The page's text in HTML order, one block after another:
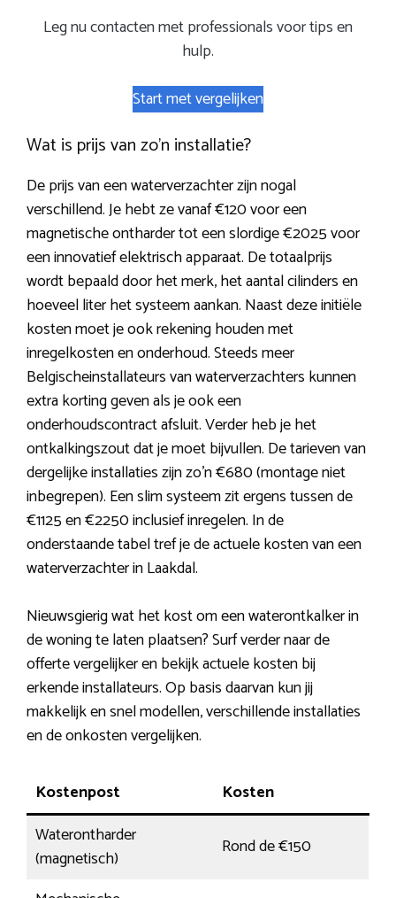
Leg nu contacten met professionals voor tips en
hulp.
Start met vergelijken
Wat is prijs van zo’n installatie?
De prijs van een waterverzachter zijn nogal
verschillend. Je hebt ze vanaf €120 voor een
magnetische ontharder tot een slordige €2025 voor
een innovatief elektrisch apparaat. De totaalprijs
wordt bepaald door het merk, het aantal cilinders en
hoeveel liter het systeem aankan. Naast deze initiële
kosten moet je ook rekening houden met
inregelkosten en onderhoud. Steeds meer
Belgischeinstallateurs van waterverzachters kunnen
extra korting geven als je ook een
onderhoudscontract afsluit. Verder heb je het
ontkalkingszout dat je moet bijvullen. De tarieven van
dergelijke installaties zijn zo’n €680 (montage niet
inbegrepen). Een slim systeem zit ergens tussen de
€1125 en €2250 inclusief inregelen. In de
onderstaande tabel tref je de actuele kosten van een
waterverzachter in Laakdal.
Nieuwsgierig wat het kost om een waterontkalker in
de woning te laten plaatsen? Surf verder naar de
offerte vergelijker en bekijk actuele kosten bij
erkende installateurs. Op basis daarvan kun jij
makkelijk en snel modellen, verschillende installaties
en de onkosten vergelijken.
Kostenpost
Kosten
Waterontharder
(magnetisch)
Rond de €150